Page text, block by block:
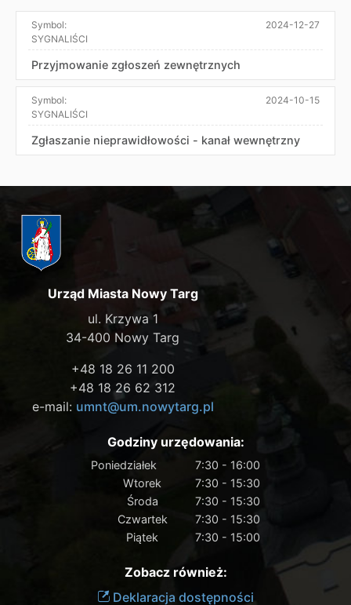
Symbol:
SYGNALIŚCI
2024-12-27
Przyjmowanie zgłoszeń zewnętrznych
Symbol:
SYGNALIŚCI
2024-10-15
Zgłaszanie nieprawidłowości - kanał wewnętrzny
Urząd Miasta Nowy Targ
ul. Krzywa 1
34-400 Nowy Targ
+48 18 26 11 200
+48 18 26 62 312
e-mail: umnt@um.nowytarg.pl
Godziny urzędowania:
Poniedziałek
7:30 - 16:00
Wtorek
7:30 - 15:30
Środa
7:30 - 15:30
Czwartek
7:30 - 15:30
Piątek
7:30 - 15:00
Zobacz również:
Deklaracja dostępności